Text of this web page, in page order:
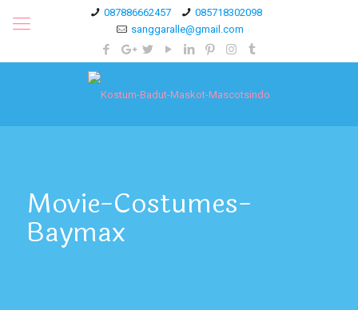
087886662457
085718302098
sanggaralle@gmail.com
Movie-Costumes-
Baymax